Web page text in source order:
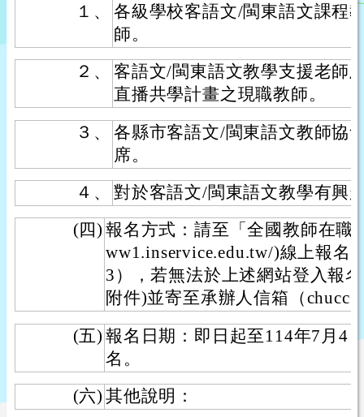
１、
各級學校客語文/閩東語文課程
師。
２、
客語文/閩東語文教學支援老師
直播共學計畫之現職教師。
３、
各縣市客語文/閩東語文教師協
席。
４、
對於客語文/閩東語文教學有興
(四) 報名方式：請至「全國教師在職
ww1.inservice.edu.tw/)線上報名
3），若無法於上述網站登入報
附件)並寄至承辦人信箱（
(五) 報名日期：即日起至114年7月4
名。
(六) 其他說明：